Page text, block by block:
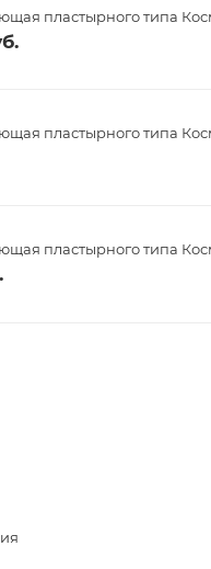
пластырного типа
пластырного типа
пластырного типа